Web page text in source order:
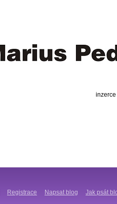
inzerce
Registrace Napsat blog Jak psát